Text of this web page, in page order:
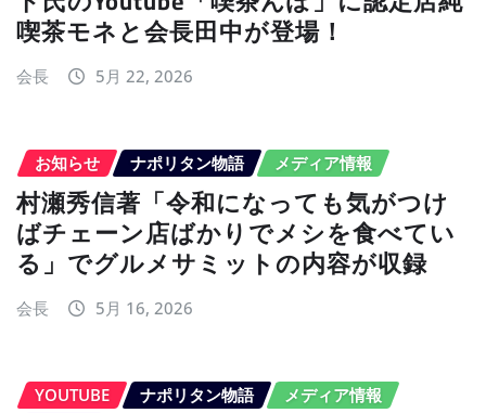
喫茶モネと会長田中が登場！
会長 5月 22, 2026
お知らせ ナポリタン物語 メディア情報
村瀬秀信著「令和になっても気がつけ
ばチェーン店ばかりでメシを食べてい
る」でグルメサミットの内容が収録
会長 5月 16, 2026
YOUTUBE ナポリタン物語
メディア情報